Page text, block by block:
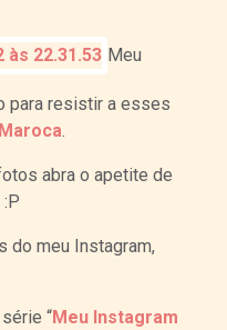
Meu
para resistir a esses
.
abra o apetite de
do meu Instagram,
“Meu Instagram